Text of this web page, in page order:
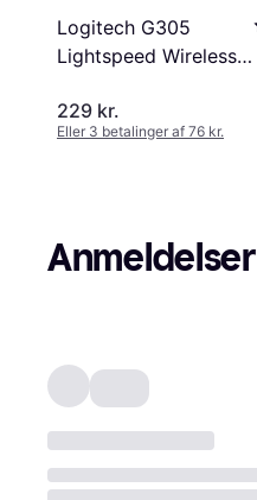
Logitech G305
Lightspeed Wireless
229 kr.
Eller 3 betalinger af 76 kr.
Anmeldelser